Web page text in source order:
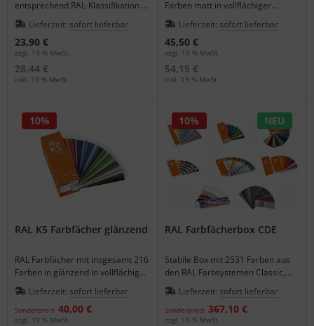
entsprechend RAL-Klassifikation &
DB Eisenglimmer Farben.
Lieferzeit: sofort lieferbar
23,90 €
zzgl. 19 % MwSt.
28,44 €
inkl. 19 % MwSt.
Farben matt in vollflächiger
Farbdarstellung im Format 5 x 15
cm.
Lieferzeit: sofort lieferbar
45,50 €
zzgl. 19 % MwSt.
54,15 €
inkl. 19 % MwSt.
RAL K5 Farbfächer glänzend
RAL Farbfächer mit insgesamt 216
Farben in glänzend in vollflächiger
Farbdarstellung im Format 5 x 15
cm.
Lieferzeit: sofort lieferbar
Sonderpreis 40,00 €
10%
zzgl. 19 % MwSt.
NEU
RAL Farbfächerbox CDE
Stabile Box mit 2531 Farben aus
den RAL Farbsystemen Classic,
Design und Effekt.
Lieferzeit: sofort lieferbar
Sonderpreis 367,10 €
10%
zzgl. 19 % MwSt.